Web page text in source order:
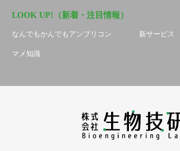
LOOK UP!（新着・注目情報）
なんでもかんでもアンプリコン 新サービス
マメ知識